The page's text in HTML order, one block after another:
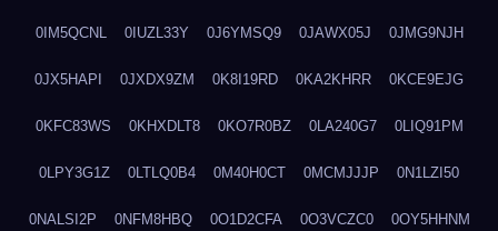
0IM5QCNL 0IUZL33Y 0J6YMSQ9 0JAWX05J 0JMG9NJH
0JX5HAPI 0JXDX9ZM 0K8I19RD 0KA2KHRR 0KCE9EJG
0KFC83WS 0KHXDLT8 0KO7R0BZ 0LA240G7 0LIQ91PM
0LPY3G1Z 0LTLQ0B4 0M40H0CT 0MCMJJJP 0N1LZI50
0NALSI2P 0NFM8HBQ 0O1D2CFA 0O3VCZC0 0OY5HHNM